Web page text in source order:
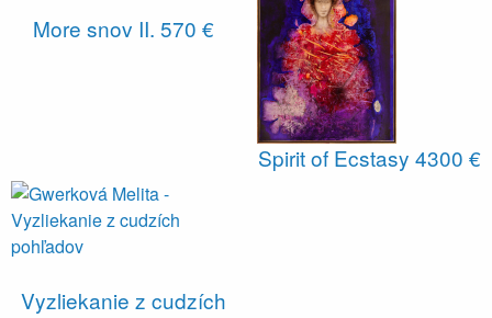
More snov II. 570 €
Spirit of Ecstasy 4300 €
Vyzliekanie z cudzích